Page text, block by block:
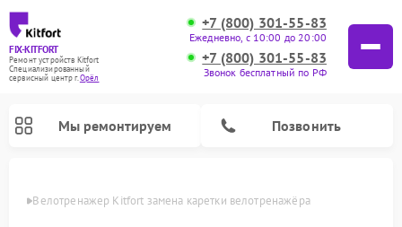
FIX-KITFORT
Ремонт устройств Kitfort
Специализированный
cервисный центр г.Орёл
+7 (800) 301-55-83
Ежедневно, с 10:00 до 20:00
+7 (800) 301-55-83
Звонок бесплатный по РФ
Мы ремонтируем Позвонить
Велотренажер Kitfort замена каретки велотренажёра